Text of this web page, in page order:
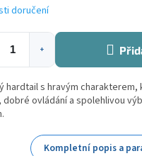
doručení
+
hardtail s hravým
ovládání a spolehlivou
Kompletní popis a